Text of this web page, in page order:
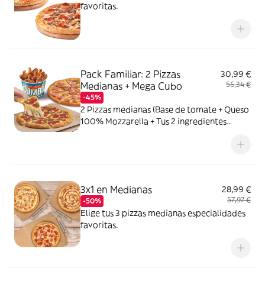
favoritas.
Pack Familiar: 2 Pizzas
Medianas + Mega Cubo
-45%
30,99 €
56,34 €
2 Pizzas medianas (Base de tomate + Queso
100% Mozzarella + Tus 2 ingredientes
unidades: 5 piezas de Strippers, 6 piezas de
3x1 en Medianas
-50%
28,99 €
57,97 €
Elige tus 3 pizzas medianas especialidades
favoritas.